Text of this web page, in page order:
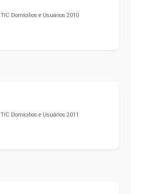
TIC Domícilios e Usuários 2010
TIC Domícilios e Usuários 2011